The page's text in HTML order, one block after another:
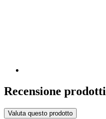
Recensione prodotti
Valuta questo prodotto